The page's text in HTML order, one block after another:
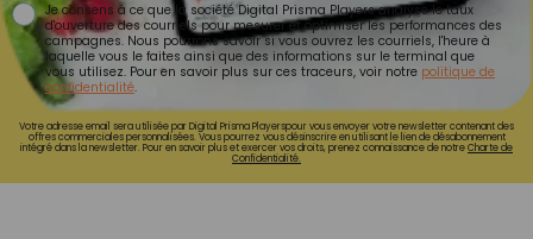
Je consens à ce que la société Digital Prisma Players analyse le taux
d'ouverture des courriels pour mesurer et optimiser les performances des
campagnes. Nous pourrons savoir si vous ouvrez les courriels, l'heure à
laquelle vous le faites ainsi que des informations sur le terminal que
vous utilisez. Pour en savoir plus sur ces traceurs, voir notre politique de
confidentialité.
Votre adresse email sera utilisée par Digital Prisma Playerspour vous envoyer votre newsletter contenant des
offres commerciales personnalisées. Vous pourrez vous désinscrire en utilisant le lien de désabonnement
intégré dans la newsletter. Pour en savoir plus et exercer vos droits, prenez connaissance de notreCharte de
Confidentialité.